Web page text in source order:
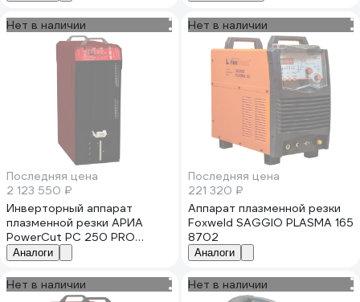
Нет в наличии
Последняя цена
2 123 550 ₽
Инверторный аппарат
плазменной резки АРИА
PowerCut PC 250 PRO
MC250P0665
Аналоги
Нет в наличии
Последняя цена
221 320 ₽
Аппарат плазменной резки
Foxweld SAGGIO PLASMA 165
8702
Аналоги
Нет в наличии Нет в наличии